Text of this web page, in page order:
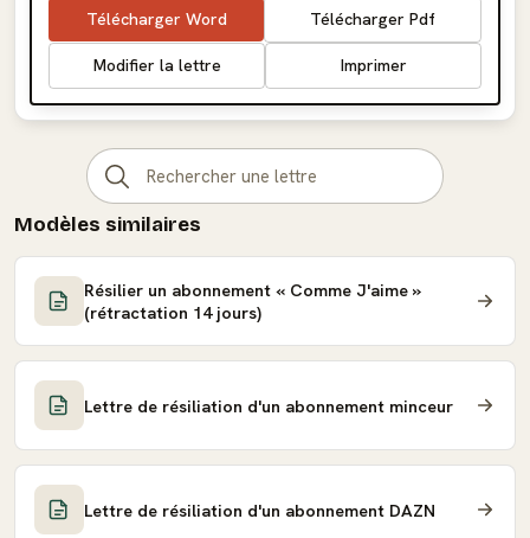
Télécharger Word Télécharger Pdf
Modifier la lettre Imprimer
Modèles similaires
Résilier un abonnement « Comme J'aime »
(rétractation 14 jours)
Lettre de résiliation d'un abonnement minceur
Lettre de résiliation d'un abonnement DAZN